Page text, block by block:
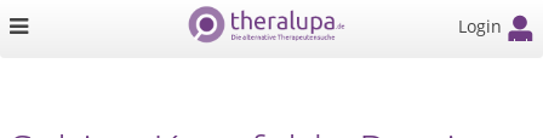
Login